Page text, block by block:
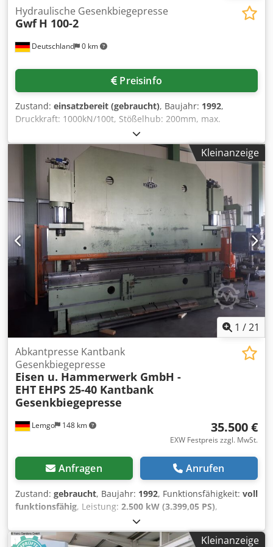
Deutschland 0 km
Hydraulische Gesenkbiegepresse
Gwf H 100-2
Preisinfo
Zustand: einsatzbereit (gebraucht), Baujahr: 1992,
Druckkraft: 1000kN/100t, Stößelhub: 200mm, max.
Betriebsdruck: 290bar, Steuerung: DNC70,
Sicherheitsabstand: 166mm, Nachlaufzeit: 104ms,
Nachlaufweg: 7mm. Cedpfxowcz Axe Aikjha
Kleinanzeige
1 /21
Lemgo 148 km
Abkantpresse Kantbank
Gesenkbiegepresse
Eisen u. Hammerwerk GmbH -
EHT EHPS 25-40 Kantbank
Gesenkbiegepresse
35.500 €
EXW Festpreis zzgl. MwSt.
Anfragen Anrufen
Zustand: gebraucht, Baujahr: 1992, Funktionsfähigkeit: voll
funktionsfähig, Leistung: 2.500 kW (3.399,05 PS),
, Eingangsstrom:
Eingangsfrequenz:50 Hz, Art des Eingangsstroms:
Kleinanzeige